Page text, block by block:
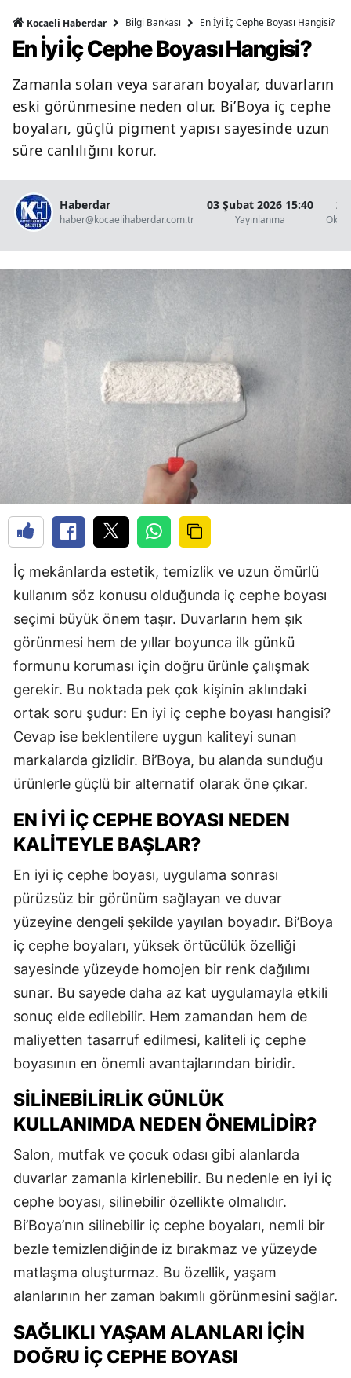
Kocaeli Haberdar Bilgi Bankası En İyi İç Cephe Boyası Hangisi?
En İyi İç Cephe Boyası Hangisi?
Zamanla solan veya sararan boyalar, duvarların
eski görünmesine neden olur. Bi’Boya iç cephe
boyaları, güçlü pigment yapısı sayesinde uzun
süre canlılığını korur.
Haberdar
haber@kocaelihaberdar.com.tr
03 Şubat 2026 15:40
Yayınlanma
2
İç mekânlarda estetik, temizlik ve uzun ömürlü
kullanım söz konusu olduğunda iç cephe boyası
seçimi büyük önem taşır. Duvarların hem şık
görünmesi hem de yıllar boyunca ilk günkü
formunu koruması için doğru ürünle çalışmak
gerekir. Bu noktada pek çok kişinin aklındaki
ortak soru şudur: En iyi iç cephe boyası hangisi?
Cevap ise beklentilere uygun kaliteyi sunan
markalarda gizlidir. Bi’Boya, bu alanda sunduğu
ürünlerle güçlü bir alternatif olarak öne çıkar.
EN İYI İÇ CEPHE BOYASI NEDEN
KALITEYLE BAŞLAR?
En iyi iç cephe boyası, uygulama sonrası
pürüzsüz bir görünüm sağlayan ve duvar
yüzeyine dengeli şekilde yayılan boyadır. Bi’Boya
iç cephe boyaları, yüksek örtücülük özelliği
sayesinde yüzeyde homojen bir renk dağılımı
sunar. Bu sayede daha az kat uygulamayla etkili
sonuç elde edilebilir. Hem zamandan hem de
maliyetten tasarruf edilmesi, kaliteli iç cephe
boyasının en önemli avantajlarından biridir.
SILINEBILIRLIK GÜNLÜK
KULLANIMDA NEDEN ÖNEMLIDIR?
Salon, mutfak ve çocuk odası gibi alanlarda
duvarlar zamanla kirlenebilir. Bu nedenle en iyi iç
cephe boyası, silinebilir özellikte olmalıdır.
Bi’Boya’nın silinebilir iç cephe boyaları, nemli bir
bezle temizlendiğinde iz bırakmaz ve yüzeyde
matlaşma oluşturmaz. Bu özellik, yaşam
alanlarının her zaman bakımlı görünmesini sağlar.
SAĞLIKLI YAŞAM ALANLARI İÇIN
DOĞRU İÇ CEPHE BOYASI